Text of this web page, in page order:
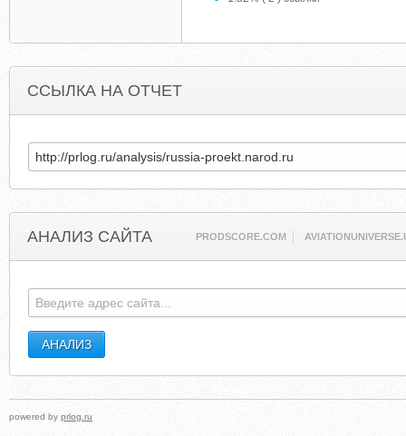
ССЫЛКА НА ОТЧЕТ
АНАЛИЗ САЙТА PRODSCORE.COM
powered by prlog.ru